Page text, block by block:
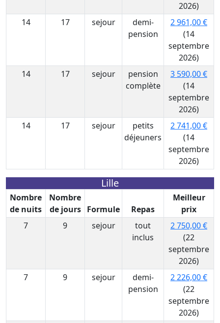
2026)
14
17 sejour
demi-
pension
2 961,00 €
(14
septembre
2026)
14
17 sejour
pension
complète
3 590,00 €
(14
septembre
2026)
14
17 sejour
petits
déjeuners
2 741,00 €
(14
septembre
2026)
Lille
Nombre
de nuits
Nombre
de jours
Formule Repas
Meilleur
prix
7
9 sejour
tout
inclus
2 750,00 €
(22
septembre
2026)
7
9 sejour
demi-
pension
2 226,00 €
(22
septembre
2026)